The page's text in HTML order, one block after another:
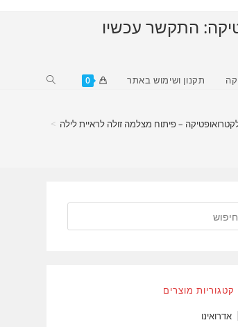
התקשר עכשיו
תקנון ושימוש באתר 0
Toggle
– פיתוח מצלמה זולה לראיית לילה >
קטגוריות מוצרים
אדרואינו